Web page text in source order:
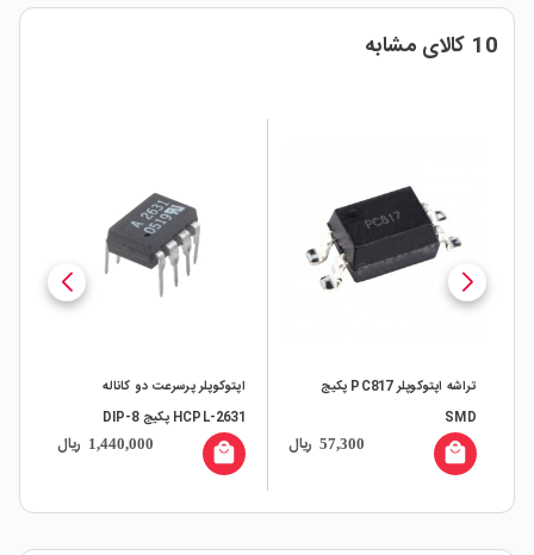
10 کالای مشابه
تراشه اپتوکوپلر PC817 پکیج
SMD
57,300 ریال local_mall
اپتوکوپلر پرسرعت دو کاناله
HCPL-2631 پکیج DIP-8
1,440,000 ریال local_mall